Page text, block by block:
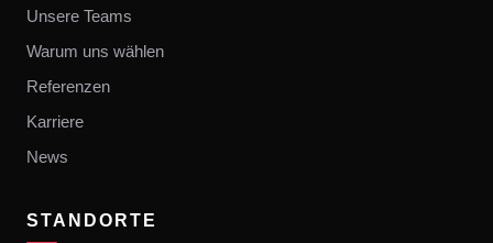
Unsere Teams
Warum uns wählen
Referenzen
Karriere
News
STANDORTE